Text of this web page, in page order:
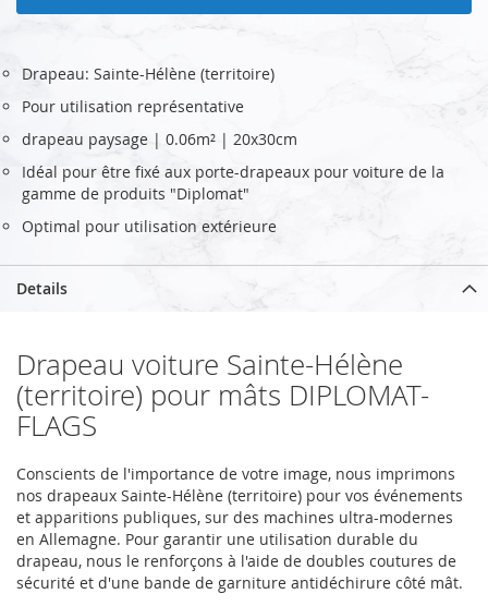
Drapeau: Sainte-Hélène (territoire)
Pour utilisation représentative
drapeau paysage | 0.06m² | 20x30cm
Idéal pour être fixé aux porte-drapeaux pour voiture de la
gamme de produits "Diplomat"
Optimal pour utilisation extérieure
Details
Drapeau voiture Sainte-Hélène
(territoire) pour mâts DIPLOMAT-
FLAGS
Conscients de l'importance de votre image, nous imprimons
nos drapeaux Sainte-Hélène (territoire) pour vos événements
et apparitions publiques, sur des machines ultra-modernes
en Allemagne. Pour garantir une utilisation durable du
drapeau, nous le renforçons à l'aide de doubles coutures de
sécurité et d'une bande de garniture antidéchirure côté mât.